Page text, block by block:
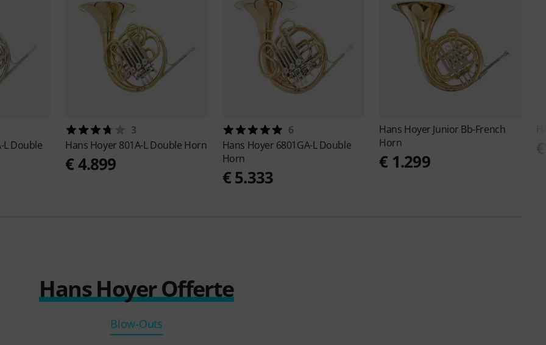
L Double
3
Hans Hoyer 801A-L Double Horn
€ 4.899
6
Hans Hoyer 6801GA-L Double
Horn
€ 5.333
Hans Hoyer Junior Bb-French
Horn
€ 1.299
Hans Hoyer Offerte
Blow-Outs